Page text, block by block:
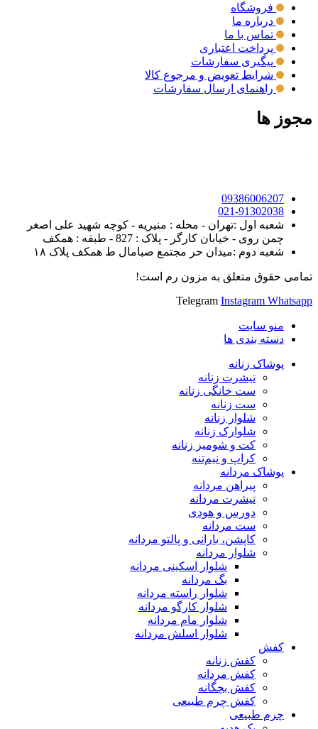
فروشگاه
درباره ما
تماس با ما
پرداخت اعتباری
پیگیری سفارشات
شرایط تعویض و مرجوع کالا
راهنمای ارسال سفارشات
مجوز ها
09386006207
021-91302038
شعبه اول :تهران - محله : منیریه - کوچه شهید علی اصغر
چمن روی - خیابان کارگر - پلاک : 827 - طبقه : همکف
شعبه دوم :میدان حر مجتمع صبامال ط همکف پلاک ۱۸
تمامی حقوق متعلق به مزون رم است!
Telegram Instagram Whatsapp
منو سایت
دسته بندی ها
پوشاک زنانه
تیشرت زنانه
ست خانگی زنانه
ست زنانه
شلوار زنانه
شلوارک زنانه
کت و شومیز زنانه
کراپ و نیم‌تنه
پوشاک مردانه
پیراهن مردانه
تیشرت مردانه
دورس و هودی
ست مردانه
کاپشن، بارانی و پالتو مردانه
شلوار مردانه
شلوار اسکینی مردانه
بگ مردانه
شلوار راسته مردانه
شلوار کارگو مردانه
شلوار مام مردانه
شلوار اسلش مردانه
کفش
کفش زنانه
کفش مردانه
کفش بچگانه
کفش چرم طبیعی
چرم طبیعی